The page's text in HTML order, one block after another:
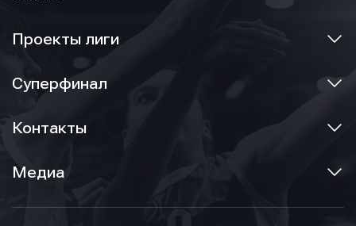
Проекты лиги
Суперфинал
Контакты
Медиа